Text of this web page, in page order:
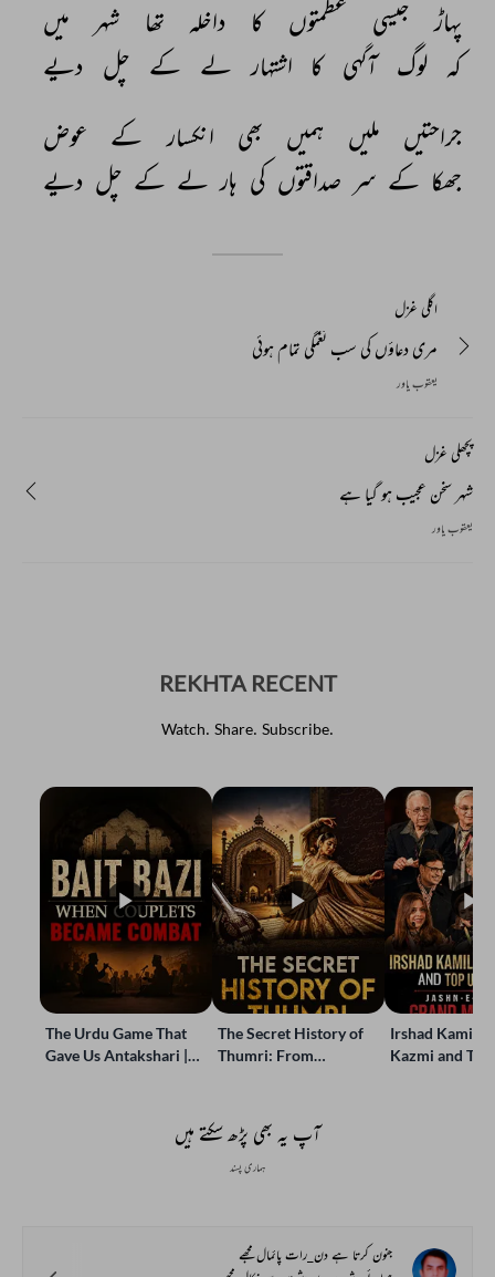
پہاڑ
جیسی عظمتوں کا داخلہ تھا شہر
میں
کہ لوگ آگہی کا اشتہار لے کے چل دیے
جراحتیں
ملیں ہمیں بھی انکسار کے
عوض
جھکا کے سر صداقتوں کی ہار لے کے چل دیے
اگلی غزل
مری دعاؤں کی سب نغمگی تمام ہوئی
یعقوب یاور
پچھلی غزل
شہر سخن عجیب ہو گیا ہے
یعقوب یاور
REKHTA RECENT
Watch. Share. Subscribe.
The Urdu Game That
Gave Us Antakshari |
The Secret History of
Thumri: From
Irshad Kamil,
Kazmi and
آپ یہ بھی پڑھ سکتے ہیں
ہماری پسند
جنون کرتا ہے دن_رات پائمال مجھے